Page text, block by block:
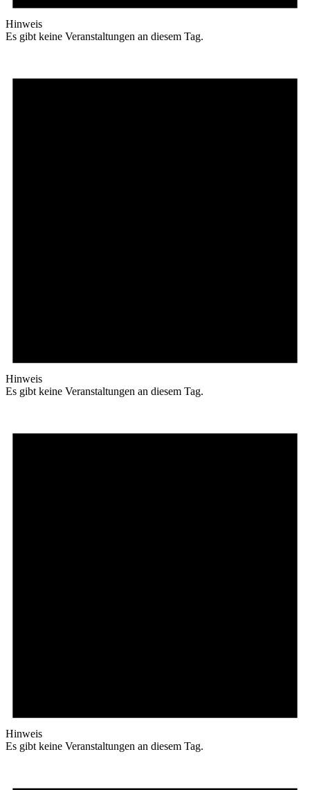
Hinweis
Es gibt keine Veranstaltungen an diesem Tag.
Hinweis
Es gibt keine Veranstaltungen an diesem Tag.
Hinweis
Es gibt keine Veranstaltungen an diesem Tag.